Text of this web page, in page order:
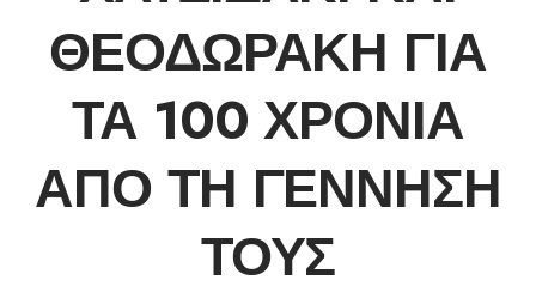
ΘΕΟΔΩΡΆΚΗ ΓΙΑ
ΤΑ 100 ΧΡΌΝΙΑ
ΑΠΌ ΤΗ ΓΈΝΝΗΣΉ
ΤΟΥΣ